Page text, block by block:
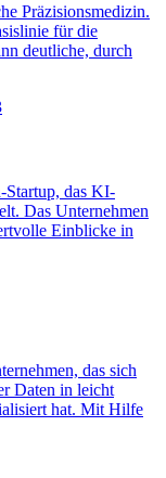
Präzisionsmedizin.
für die
deutliche, durch
Startup, das KI-
Das Unternehmen
Einblicke in
das sich
Daten in leicht
hat. Mit Hilfe